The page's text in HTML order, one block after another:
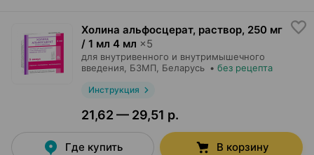
Холина альфосцерат, раствор, 250 мг
/ 1 мл 4 мл ×5
для внутривенного и внутримышечного
введения, БЗМП, Беларусь • без рецепта
Инструкция
21,62 — 29,51 р.
Где купить В корзину